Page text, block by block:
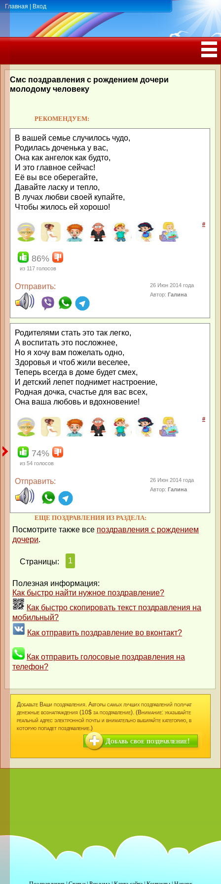
Главная Вход
РОЖДЕНИЯ, ЮБИЛЕЕМ
Смс поздравления с рождением дочери
молодому человеку
РЕКОМЕНДУЕМ:
В вашей семье случилось чудо,
Родилась доченька у вас,
Она как ангелок как будто,
И это главное сейчас!
Её вы все оберегайте,
Давайте ласку и тепло,
В лучах любви своей купайте,
Чтобы жилось ей хорошо!
#
86%
из 117 голосов
Отправить:
26 Июн 2014 года
Автор:Галина
Родителями стать это так легко,
А воспитать это посложнее,
Но я хочу вам пожелать одно,
Здоровья и чтоб жили веселее,
Теперь всегда в доме будет смех,
И детский лепет поднимет настроение,
Родная дочка, счастье для вас всех,
Она ваша любовь и вдохновение!
#
74%
из 54 голосов
Отправить:
26 Июн 2014 года
Автор:Галина
ЕЩЕ ПОЗДРАВЛЕНИЯ ИЗ РАЗДЕЛА:
Посмотрите также все поздравления с рождением
дочери.
Страницы: 1
Полезная информация:
Как быстро найти нужное поздравление?
Как быстро скопировать текст поздравления на
мобильный?
Как отправить поздравление во вконтакт?
Как отправить голосовые поздравления на
телефон?
Добавьте Ваши поздравления. Авторы самых лучших поздравлений получат
денежные вознаграждения (10$ за поздравление). (Внимание: указывайте
реальный адрес электронной почты и внимательно выбирайте категорию, в
которую попадет поздравление.)
Добавь свое поздравление!